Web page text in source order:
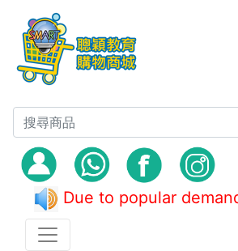
Due to popular demand,